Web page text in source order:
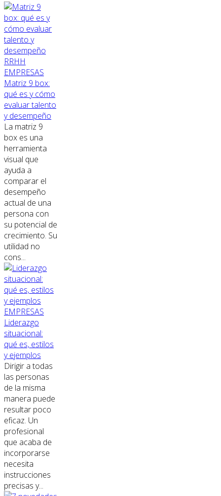
RRHH
EMPRESAS
Matriz 9 box:
qué es y cómo
evaluar talento
y desempeño
La matriz 9
box es una
herramienta
visual que
ayuda a
comparar el
desempeño
actual de una
persona con
su potencial de
crecimiento. Su
utilidad no
cons...
EMPRESAS
Liderazgo
situacional:
qué es, estilos
y ejemplos
Dirigir a todas
las personas
de la misma
manera puede
resultar poco
eficaz. Un
profesional
que acaba de
incorporarse
necesita
instrucciones
precisas y...